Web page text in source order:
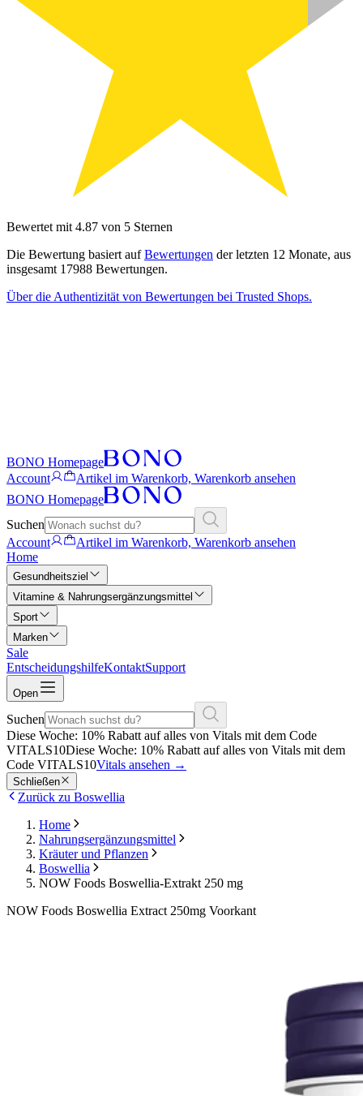
Bewertet mit 4.87 von 5 Sternen
Die Bewertung basiert aufBewertungen der letzten 12 Monate, aus
insgesamt 17988 Bewertungen.
Über die Authentizität von Bewertungen bei Trusted Shops.
BONO Homepage
Account
Artikel im Warenkorb, Warenkorb ansehen
BONO Homepage
Suchen
Account
Artikel im Warenkorb, Warenkorb ansehen
Home
Gesundheitsziel
Vitamine & Nahrungsergänzungsmittel
Sport
Marken
Sale
EntscheidungshilfeKontaktSupport
Open
Suchen
Diese Woche: 10% Rabatt auf alles von Vitals mit dem Code
VITALS10Diese Woche: 10% Rabatt auf alles von Vitals mit dem
Code VITALS10Vitals ansehen →
Schließen
Zurück zu Boswellia
Home
Nahrungsergänzungsmittel
Kräuter und Pflanzen
Boswellia
NOW Foods Boswellia-Extrakt 250 mg
NOW Foods Boswellia Extract 250mg Voorkant